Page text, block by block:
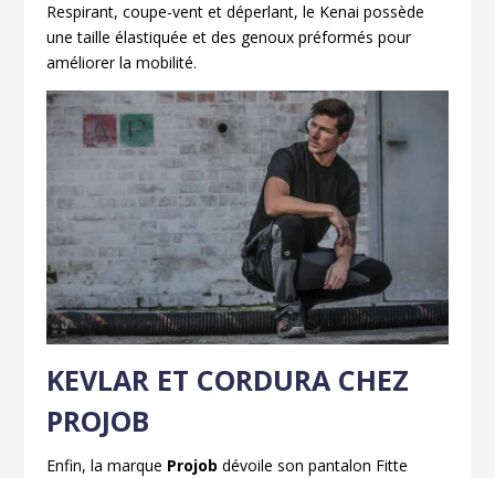
Respirant, coupe-vent et déperlant, le Kenai possède
une taille élastiquée et des genoux préformés pour
améliorer la mobilité.
KEVLAR ET CORDURA CHEZ
PROJOB
Enfin, la marque Projob dévoile son pantalon Fitte